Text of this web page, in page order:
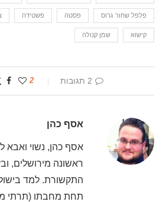
פלפל שחור גרוס פסטה פשטידה
קישוא שמן קנולה
2 תגובות 2
אסף כהן
ראשונה מירושלים,
התקשורת. למד
תחת מחבתו (תרתי